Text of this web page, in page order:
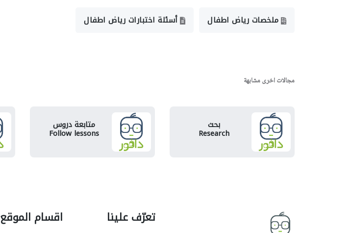
ملخصات رياض اطفال أسئلة اختبارات رياض اطفال
مجالات اخرى مشابهة
بحث
Research
متابعة دروس
Follow lessons
تعرّف علينا اقسام الموقع